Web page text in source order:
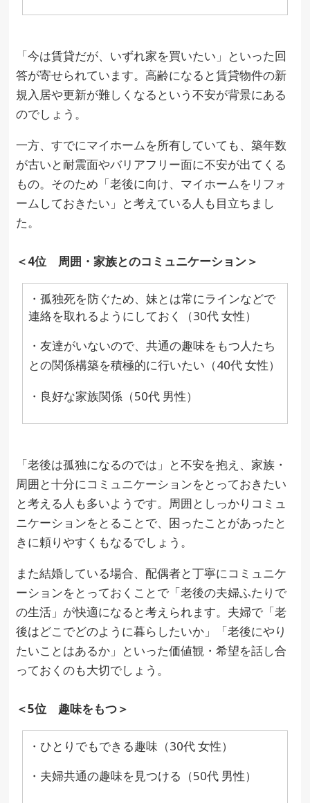
「今は賃貸だが、いずれ家を買いたい」といった回
答が寄せられています。高齢になると賃貸物件の新
規入居や更新が難しくなるという不安が背景にある
のでしょう。
一方、すでにマイホームを所有していても、築年数
が古いと耐震面やバリアフリー面に不安が出てくる
もの。そのため「老後に向け、マイホームをリフォ
ームしておきたい」と考えている人も目立ちまし
た。
＜4位 周囲・家族とのコミュニケーション＞
・孤独死を防ぐため、妹とは常にラインなどで
連絡を取れるようにしておく（30代 女性）
・友達がいないので、共通の趣味をもつ人たち
との関係構築を積極的に行いたい（40代 女性）
・良好な家族関係（50代 男性）
「老後は孤独になるのでは」と不安を抱え、家族・
周囲と十分にコミュニケーションをとっておきたい
と考える人も多いようです。周囲としっかりコミュ
ニケーションをとることで、困ったことがあったと
きに頼りやすくもなるでしょう。
また結婚している場合、配偶者と丁寧にコミュニケ
ーションをとっておくことで「老後の夫婦ふたりで
の生活」が快適になると考えられます。夫婦で「老
後はどこでどのように暮らしたいか」「老後にやり
たいことはあるか」といった価値観・希望を話し合
っておくのも大切でしょう。
＜5位 趣味をもつ＞
・ひとりでもできる趣味（30代 女性）
・夫婦共通の趣味を見つける（50代 男性）